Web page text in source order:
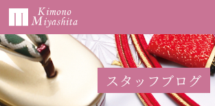
スタッフブログ